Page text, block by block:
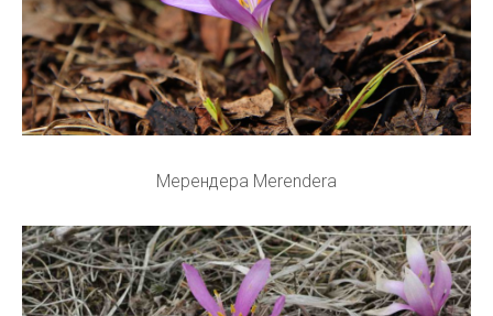
Мерендера Merendera